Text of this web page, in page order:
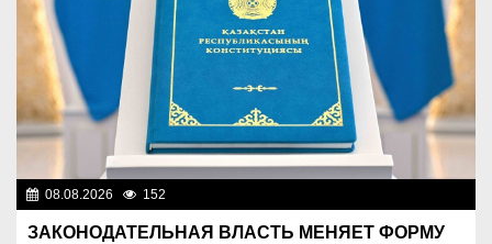
08.08.2026 152
ЗАКОНОДАТЕЛЬНАЯ ВЛАСТЬ МЕНЯЕТ ФОРМУ